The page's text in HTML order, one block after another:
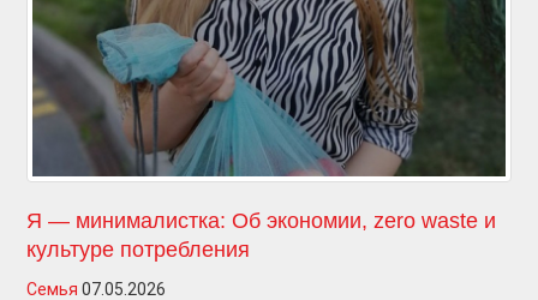
Я — минималистка: Об экономии, zero waste и
культуре потребления
Семья 07.05.2026